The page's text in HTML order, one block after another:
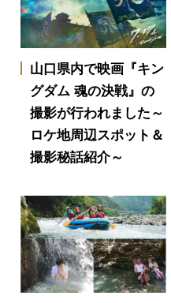
山口県内で映画『キン
グダム 魂の決戦』の
撮影が行われました～
ロケ地周辺スポット＆
撮影秘話紹介～